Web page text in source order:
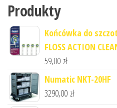
Produkty
Końcówka do
FLOSS ACTION
59,00 zł
Numatic NKT-20HF
3290,00 zł